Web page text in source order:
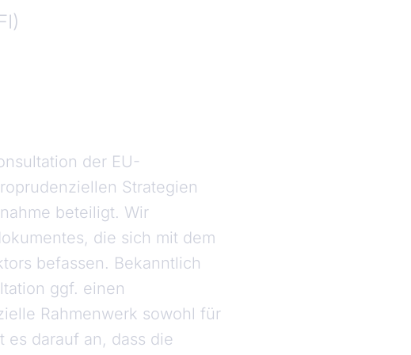
der EU-
Strategien
beteiligt. Wir
die sich mit dem
befassen. Bekanntlich
ggf. einen
Rahmenwerk sowohl für
es darauf an, dass die